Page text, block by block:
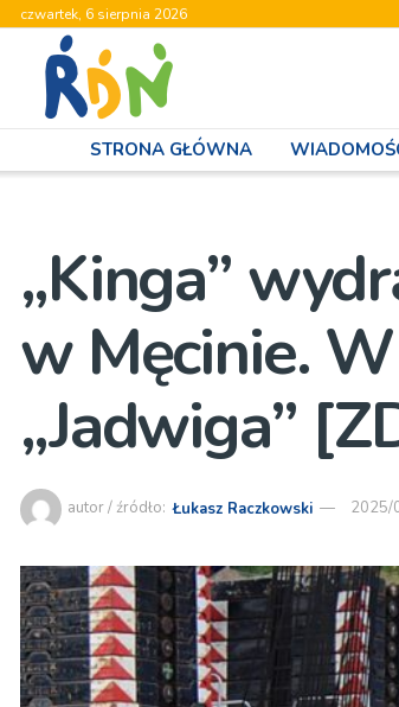
czwartek, 6 sierpnia 2026
STRONA GŁÓWNA
„Kinga”
w Męcinie.
„Jadwiga”
autor / źródło: Łukasz Raczkowski 2025/